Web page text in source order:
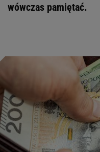
wówczas pamiętać.